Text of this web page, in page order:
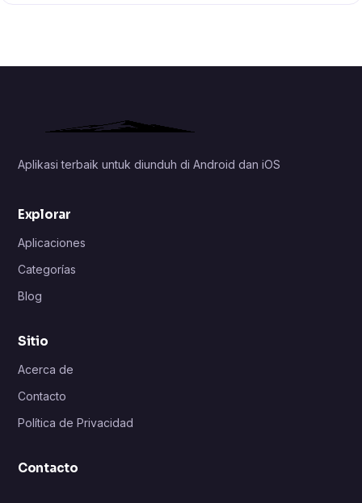
Aplikasi terbaik untuk diunduh di Android dan iOS
Explorar
Aplicaciones
Categorías
Blog
Sitio
Acerca de
Contacto
Política de Privacidad
Contacto